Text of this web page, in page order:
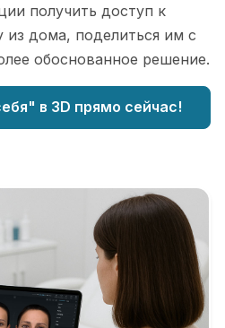
получить доступ к
из дома, поделиться им с
обоснованное решение.
в 3D прямо сейчас!